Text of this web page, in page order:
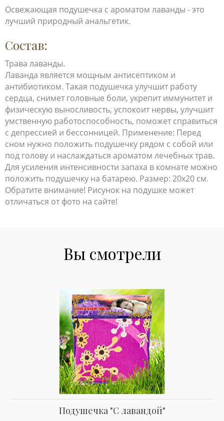
Освежающая подушечка с ароматом лаванды - это
лучший природный анальгетик.
Состав:
Трава лаванды.
Лаванда является мощным антисептиком и
антибиотиком. Такая подушечка улучшит работу
сердца, снимет головные боли, укрепит иммунитет и
физическую выносливость, успокоит нервы, улучшит
умственную работоспособность, поможет справиться
с депрессией и бессонницей. Применение: Перед
сном нужно положить подушечку рядом с собой или
под голову и наслаждаться ароматом лечебных трав.
Для усиления интенсивности запаха в комнате можно
положить подушечку на батарею. Размер: 20х20 см.
Обратите внимание! Рисунок на подушке может
отличаться от фото на сайте!
Вы смотрели
Подушечка "С лавандой"